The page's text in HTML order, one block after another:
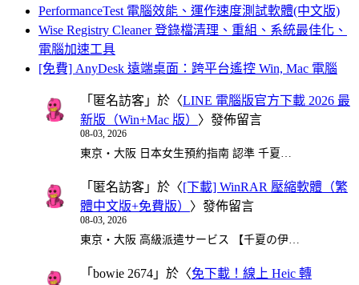
PerformanceTest 電腦效能、運作速度測試軟體(中文版)
Wise Registry Cleaner 登錄檔清理、重組、系統最佳化、
電腦加速工具
[免費] AnyDesk 遠端桌面：跨平台遙控 Win, Mac 電腦
「 匿名訪客 」於〈LINE 電腦版官方下載 2026 最
新版（Win+Mac 版） 〉發佈留言
08-03, 2026
東京・大阪 日本女生預約指南 認準 千夏…
「 匿名訪客 」於〈[下載] WinRAR 壓縮軟體（繁
體中文版+免費版） 〉發佈留言
08-03, 2026
東京・大阪 高級派遣サービス 【千夏の伊…
「 bowie 2674 」於〈免下載！線上 Heic 轉